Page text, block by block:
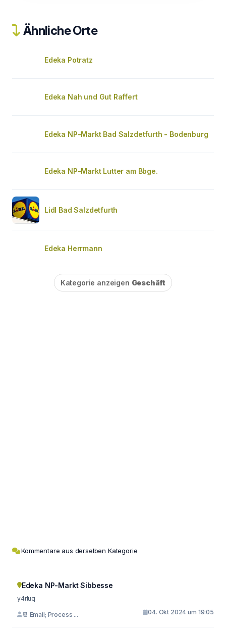
Ähnliche Orte
Edeka Potratz
Edeka Nah und Gut Raffert
Edeka NP-Markt Bad Salzdetfurth - Bodenburg
Edeka NP-Markt Lutter am Bbge.
Lidl Bad Salzdetfurth
Edeka Herrmann
Kategorie anzeigen Geschäft
Kommentare aus derselben Kategorie
Edeka NP-Markt Sibbesse
y4rluq
📆 Email; Process ... 04. Okt 2024 um 19:05